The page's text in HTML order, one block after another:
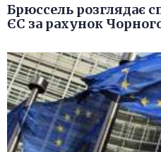
Брюссель розглядає
ЄС за рахунок